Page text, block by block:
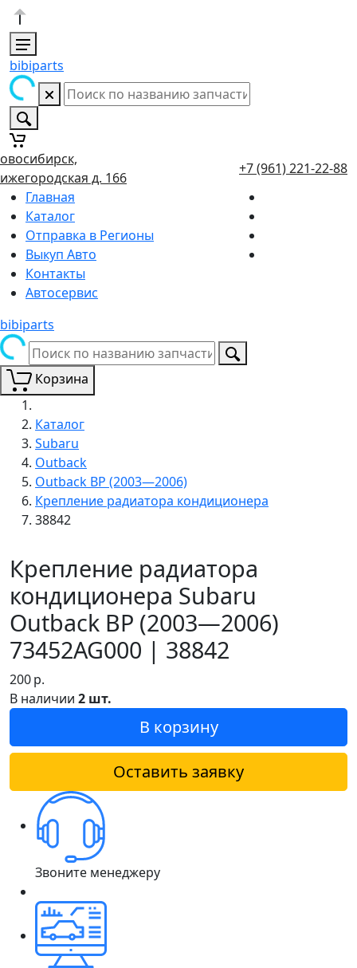
bibiparts
д. 166
+7 (961) 221-22-88
Главная
Каталог
Отправка в Регионы
Выкуп Авто
Контакты
Автосервис
bibiparts
Корзина
Каталог
Subaru
Outback
Outback BP (2003—2006)
Крепление радиатора кондиционера
38842
Крепление радиатора
кондиционера Subaru
Outback BP (2003—2006)
73452AG000 | 38842
200р.
В наличии 2 шт.
В корзину
Оставить заявку
Звоните менеджеру